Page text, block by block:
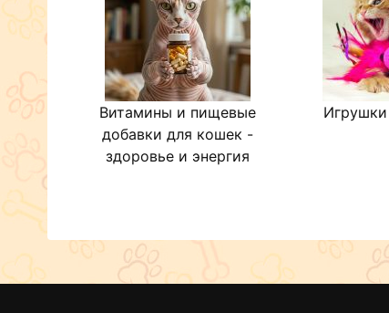
Витамины и пищевые
добавки для кошек -
здоровье и энергия